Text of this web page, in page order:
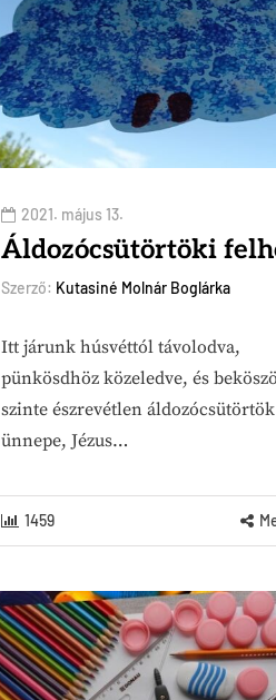
2021. május 13.
Áldozócsütörtöki
Szerző: Kutasiné Molnár Boglárka
Itt járunk húsvéttól távolodva,
pünkösdhöz közeledve, és
szinte észrevétlen áldozócsütörtök
ünnepe, Jézus…
1459